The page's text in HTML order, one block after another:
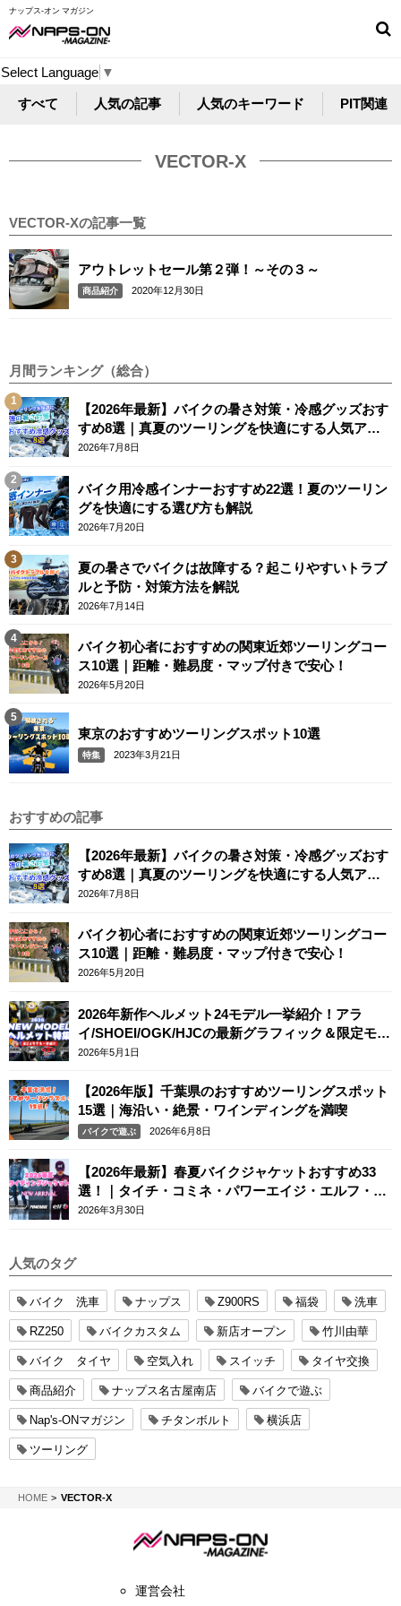
ナップス-オン マガジン
Select Language ▼
すべて 人気の記事 人気のキーワード PIT関連
VECTOR-X
VECTOR-Xの記事一覧
アウトレットセール第２弾！～その３～
商品紹介 2020年12月30日
月間ランキング（総合）
【2026年最新】バイクの暑さ対策・冷感グッズおす
すめ8選｜真夏のツーリングを快適にする人気アイ
テム
2026年7月8日
バイク用冷感インナーおすすめ22選！夏のツーリン
グを快適にする選び方も解説
2026年7月20日
夏の暑さでバイクは故障する？起こりやすいトラブ
ルと予防・対策方法を解説
2026年7月14日
バイク初心者におすすめの関東近郊ツーリングコー
ス10選｜距離・難易度・マップ付きで安心！
2026年5月20日
東京のおすすめツーリングスポット10選
特集 2023年3月21日
おすすめの記事
【2026年最新】バイクの暑さ対策・冷感グッズおす
すめ8選｜真夏のツーリングを快適にする人気アイ
テム
2026年7月8日
バイク初心者におすすめの関東近郊ツーリングコー
ス10選｜距離・難易度・マップ付きで安心！
2026年5月20日
2026年新作ヘルメット24モデル一挙紹介！アラ
イ/SHOEI/OGK/HJCの最新グラフィック＆限定モデ
ルまとめ
2026年5月1日
【2026年版】千葉県のおすすめツーリングスポット
15選｜海沿い・絶景・ワインディングを満喫
バイクで遊ぶ 2026年6月8日
【2026年最新】春夏バイクジャケットおすすめ33
選！｜タイチ・コミネ・パワーエイジ・エルフ・エ
ースカフェロンドン
2026年3月30日
人気のタグ
バイク 洗車 ナップス Z900RS 福袋 洗車
RZ250 バイクカスタム 新店オープン 竹川由華
バイク タイヤ 空気入れ スイッチ タイヤ交換
商品紹介 ナップス名古屋南店 バイクで遊ぶ
Nap's-ONマガジン チタンボルト 横浜店
ツーリング
HOMENAPS-ON マガジン
VECTOR-X
運営会社